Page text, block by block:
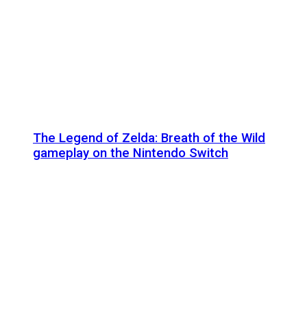
The Legend of Zelda: Breath of the Wild
gameplay on the Nintendo Switch